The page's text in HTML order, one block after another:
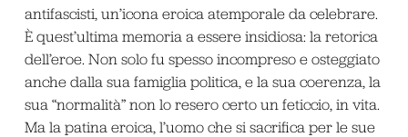
antifascisti, un’icona eroica atemporale da celebrare.
È quest’ultima memoria a essere insidiosa: la retorica
dell’eroe. Non solo fu spesso incompreso e osteggiato
anche dalla sua famiglia politica, e la sua coerenza, la
sua “normalità” non lo resero certo un feticcio, in vita.
Ma la patina eroica, l’uomo che si sacrifica per le sue